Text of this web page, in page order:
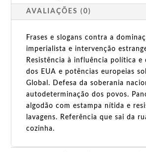
AVALIAÇÕES (0)
Frases e slogans contra a
imperialista e intervenção
Resistência à influência política e
dos EUA e potências europeias
Global. Defesa da soberania
autodeterminação dos povos.
algodão com estampa nítida e
lavagens. Referência que sai da
cozinha.